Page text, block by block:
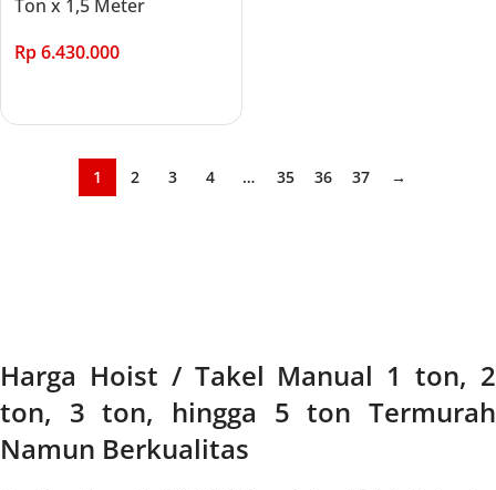
Ton x 1,5 Meter
Rp6.430.000
1 2 3 4 … 35 36 37 →
Harga Hoist / Takel Manual 1 ton, 2
ton, 3 ton, hingga 5 ton Termurah
Namun Berkualitas